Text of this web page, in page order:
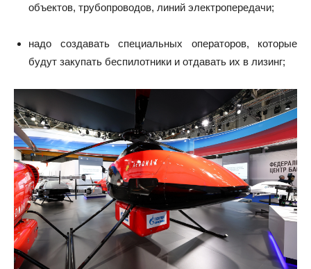
объектов, трубопроводов, линий электропередачи;
надо создавать специальных операторов, которые
будут закупать беспилотники и отдавать их в лизинг;